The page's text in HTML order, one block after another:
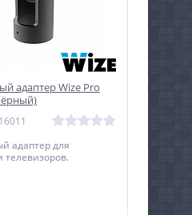
адаптер Wize Pro
адаптер для
телевизоров.